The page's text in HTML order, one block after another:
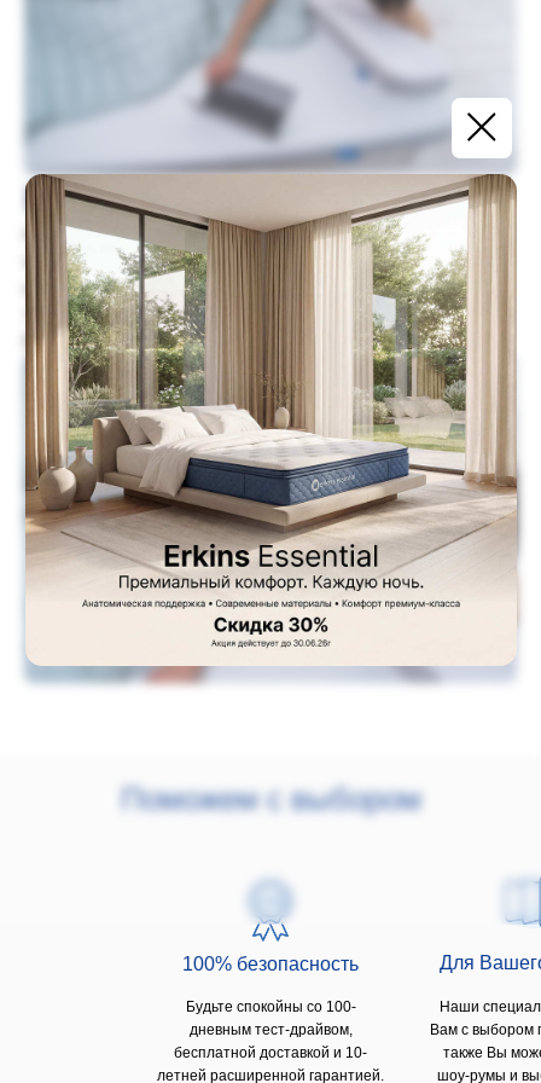
Безопасное наполнение
Натуральная ткань чехла (100% хлопок) позволяет
поддерживать оптимальную температуру под
одеялом, а также дает телу дышать.С нашим
тяжелым одеялом Erkins Gravity Вы всегда будете
быстро засыпать и хорошо высыпаться.
Поможем с выбором
Для
100% безопаcность
Наши
Вам с выбором
также Вы
шоу-румы и
Будьте спокойны со 100-
дневным тест-драйвом,
бесплатной доставкой и 10-
летней расширенной гарантией.